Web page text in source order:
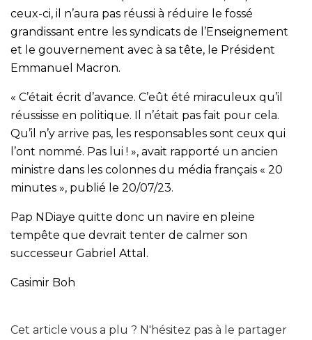
ceux-ci, il n’aura pas réussi à réduire le fossé
grandissant entre les syndicats de l’Enseignement
et le gouvernement avec à sa tête, le Président
Emmanuel Macron.
« C’était écrit d’avance. C’eût été miraculeux qu’il
réussisse en politique. Il n’était pas fait pour cela.
Qu’il n’y arrive pas, les responsables sont ceux qui
l’ont nommé. Pas lui ! », avait rapporté un ancien
ministre dans les colonnes du média français « 20
minutes », publié le 20/07/23.
Pap NDiaye quitte donc un navire en pleine
tempête que devrait tenter de calmer son
successeur Gabriel Attal.
Casimir Boh
Cet article vous a plu ? N'hésitez pas à le partager